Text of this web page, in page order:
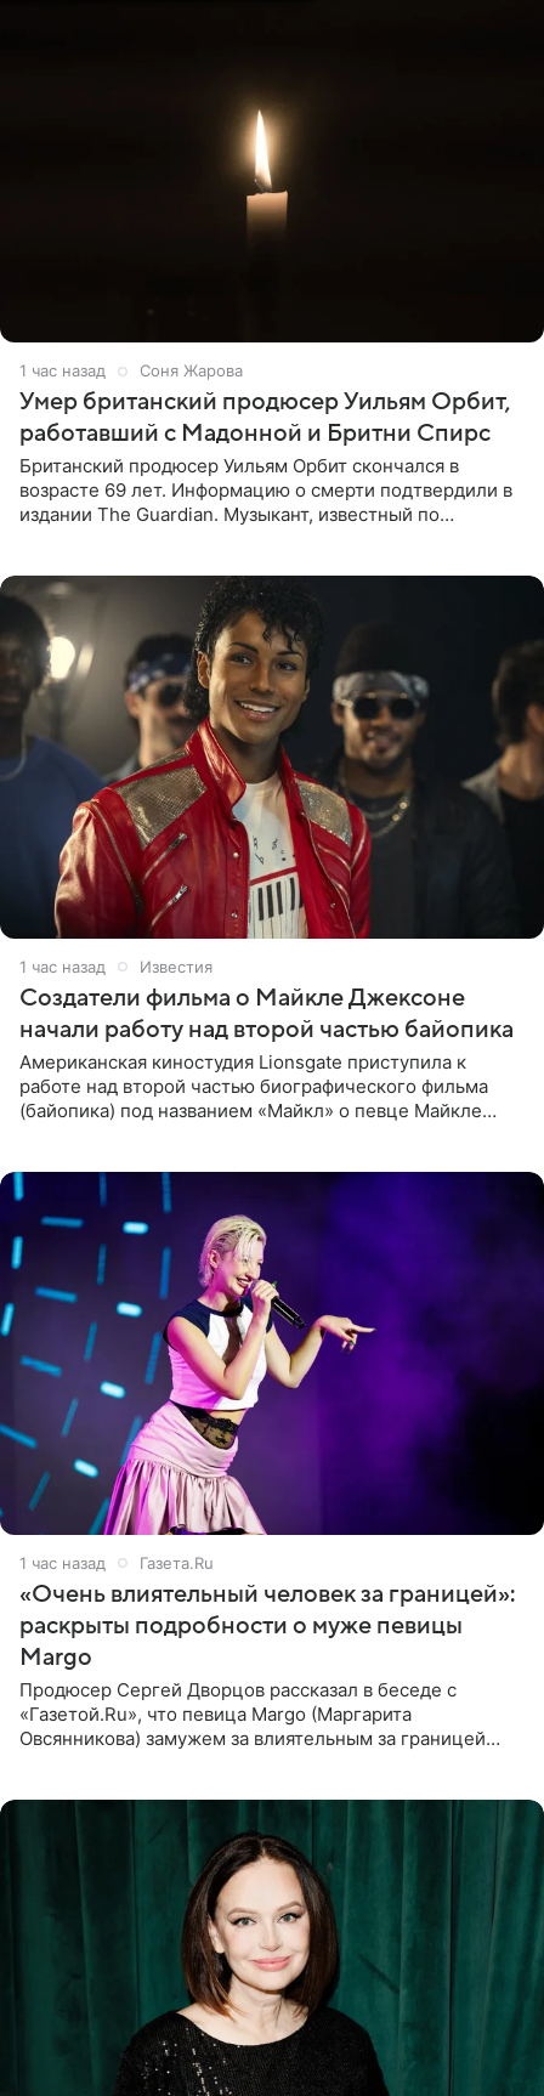
1 час назад Соня Жарова
Умер британский продюсер Уильям Орбит,
работавший с Мадонной и Бритни Спирс
Британский продюсер Уильям Орбит скончался в
возрасте 69 лет. Информацию о смерти подтвердили в
издании The Guardian. Музыкант, известный по
1 час назад Известия
Создатели фильма о Майкле Джексоне
начали работу над второй частью байопика
Американская киностудия Lionsgate приступила к
работе над второй частью биографического фильма
(байопика) под названием «Майкл» о певце Майкле
1 час назад Газета.Ru
«Очень влиятельный человек за границей»:
раскрыты подробности о муже певицы
Margo
Продюсер Сергей Дворцов рассказал в беседе с
«Газетой.Ru», что певица Margo (Маргарита
Овсянникова) замужем за влиятельным за границей